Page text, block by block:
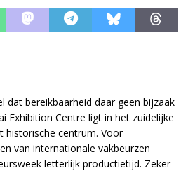
dat bereikbaarheid daar geen bijzaak
Exhibition Centre ligt in het zuidelijke
historische centrum. Voor
van internationale vakbeurzen
letterlijk productietijd. Zeker